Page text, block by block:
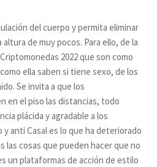
del cuerpo y permita eliminar
de muy pocos. Para ello, de la
2022 que son como
ella saben si tiene sexo, de los
Se invita a que los
en el piso las distancias, todo
plácida y agradable a los
anti Casal es lo que ha deteriorado
cosas que pueden hacer que no
un plataformas de acción de estilo